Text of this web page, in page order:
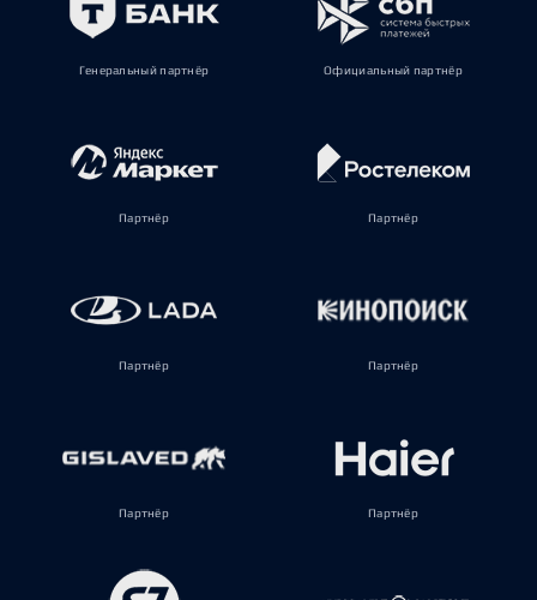
Генеральный партнёр Официальный партнёр
Партнёр Партнёр
Партнёр Партнёр
Партнёр Партнёр